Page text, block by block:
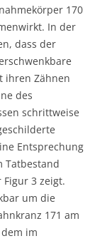
170
In der
dass der
ihren Zähnen
des
schrittweise
Entsprechung
Tatbestand
3 zeigt.
um die
171 am
im